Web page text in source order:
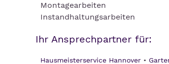
Montagearbeiten
Instandhaltungsarbeiten
Ihr Ansprechpartner für:
Hausmeisterservice Hannover